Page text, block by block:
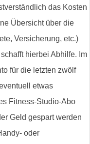
das Kosten
Übersicht über die
Versicherung, etc.)
hierbei Abhilfe. Im
für die letzten zwölf
etwas
Fitness-Studio-Abo
Geld gespart werden
oder